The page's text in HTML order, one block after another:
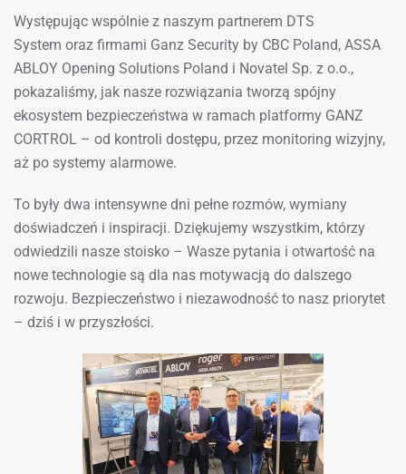
Występując wspólnie z naszym partnerem DTS
System oraz firmami Ganz Security by CBC Poland, ASSA
ABLOY Opening Solutions Poland i Novatel Sp. z o.o.,
pokazaliśmy, jak nasze rozwiązania tworzą spójny
ekosystem bezpieczeństwa w ramach platformy GANZ
CORTROL – od kontroli dostępu, przez monitoring wizyjny,
aż po systemy alarmowe.
To były dwa intensywne dni pełne rozmów, wymiany
doświadczeń i inspiracji. Dziękujemy wszystkim, którzy
odwiedzili nasze stoisko – Wasze pytania i otwartość na
nowe technologie są dla nas motywacją do dalszego
rozwoju. Bezpieczeństwo i niezawodność to nasz priorytet
– dziś i w przyszłości.